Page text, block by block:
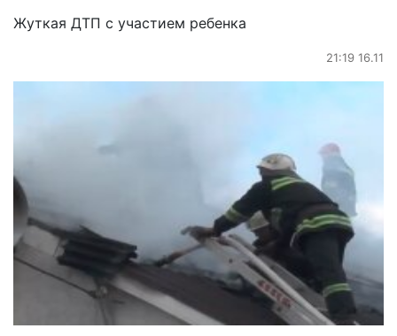
Жуткая ДТП с участием ребенка
21:19 16.11